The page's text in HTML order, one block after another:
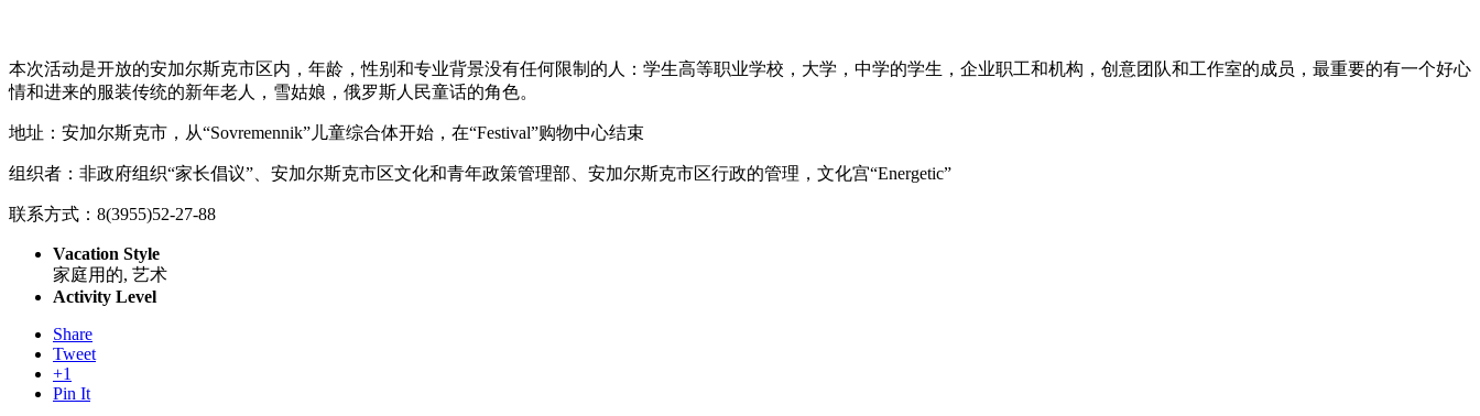
本次活动是开放的安加尔斯克市区内，年龄，性别和专业背景没有任何限制的人：学生高等职业学校，大学，中学的学生，企业职工和机构，创意团队和工作室的成员，最重要的有一个好心
情和进来的服装传统的新年老人，雪姑娘，俄罗斯人民童话的角色。
地址：安加尔斯克市，从“Sovremennik”儿童综合体开始，在“Festival”购物中心结束
组织者：非政府组织“家长倡议”、安加尔斯克市区文化和青年政策管理部、安加尔斯克市区行政的管理，文化宫“Energetic”
联系方式：8(3955)52-27-88
Vacation Style
家庭用的, 艺术
Activity Level
Share
Tweet
+1
Pin It